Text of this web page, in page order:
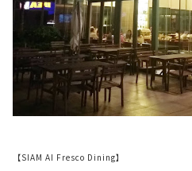
【SIAM AI Fresco Dining】